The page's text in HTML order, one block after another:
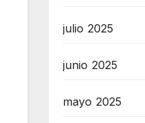
julio 2025
junio 2025
mayo 2025